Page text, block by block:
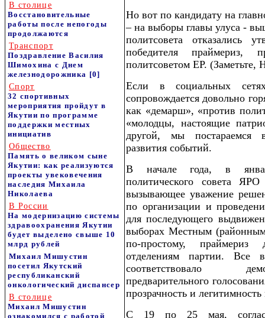
В столице
Восстановительные
работы после непогоды
продолжаются
Транспорт
Поздравление Василия
Шимохина с Днем
железнодорожника [0]
Спорт
32 спортивных
мероприятия пройдут в
Якутии по программе
поддержки местных
инициатив
Общество
Память о великом сыне
Якутии: как реализуются
проекты увековечения
наследия Михаила
Николаева
В России
На модернизацию системы
здравоохранения Якутии
будет выделено свыше 10
млрд рублей
Михаил Мишустин
посетил Якутский
республиканский
онкологический диспансер
В столице
Михаил Мишустин
ознакомился с работой
Но вот по кандидату на
– на выборы главы улуса -
политсовета отказались
победителя праймериз,
политсоветом ЕР.
Если в социальных
сопровождается довольно
как «демарш», «против
«молодцы, настоящие
другой, мы постараемся
развития событий.
В начале года, в
политического совета
вызывающее уважение
по организации и
для последующего
выборах Местным
по-простому, праймериз
отделениям партии. Все
соответствовало
предварительного
прозрачность и
С 19 по 25 мая,